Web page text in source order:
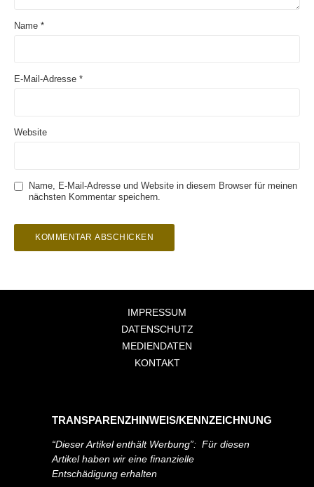
Name *
E-Mail-Adresse *
Website
Name, E-Mail-Adresse und Website in diesem Browser für meinen
nächsten Kommentar speichern.
IMPRESSUM
DATENSCHUTZ
MEDIENDATEN
KONTAKT
TRANSPARENZHINWEIS/KENNZEICHNUNG
“Dieser Artikel enthält Werbung”: Für diesen
Artikel haben wir eine finanzielle
Entschädigung erhalten